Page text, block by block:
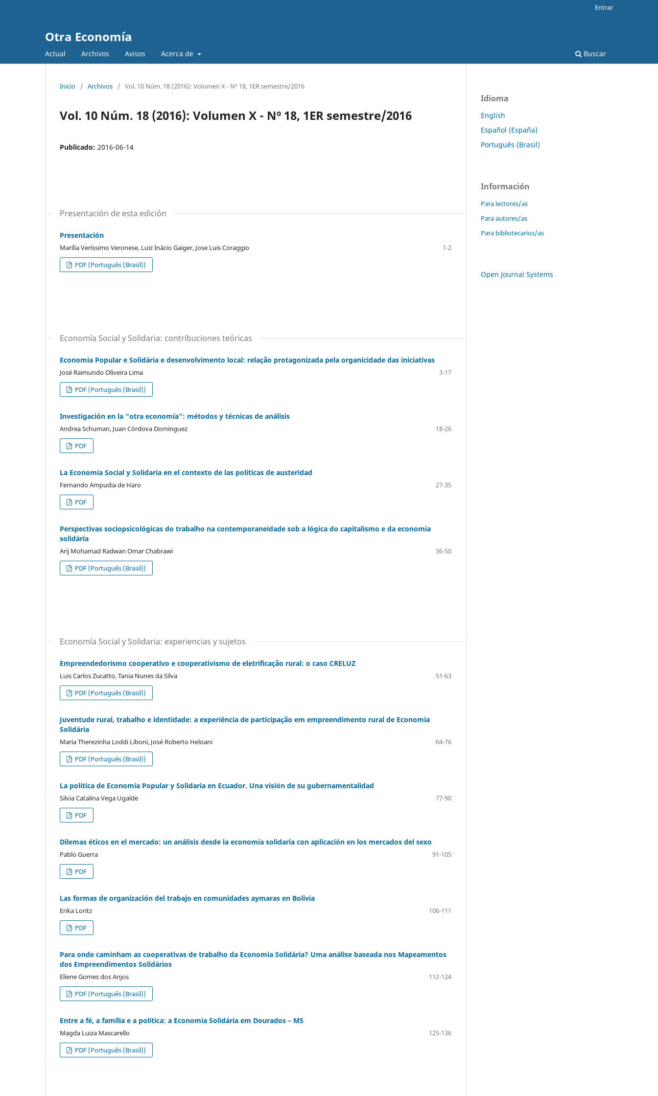
Otra Economía
Actual Archivos Avisos Acerca de Buscar
Entrar
Inicio / Archivos / Vol. 10 Núm. 18 (2016): Volumen X - Nº 18, 1ER semestre/2016
Vol. 10 Núm. 18 (2016): Volumen X - Nº 18, 1ER semestre/2016
Publicado: 2016-06-14
Presentación de esta edición
Presentación
Marília Veríssimo Veronese, Luiz Inácio Gaiger, Jose Luis Coraggio
1-2
PDF (Português (Brasil))
Economía Social y Solidaria: contribuciones teóricas
Economia Popular e Solidária e desenvolvimento local: relação protagonizada pela organicidade das iniciativas
José Raimundo Oliveira Lima
3-17
PDF (Português (Brasil))
Investigación en la “otra economía”: métodos y técnicas de análisis
Andrea Schuman, Juan Córdova Dominguez
18-26
PDF
La Economía Social y Solidaria en el contexto de las políticas de austeridad
Fernando Ampudia de Haro
27-35
PDF
Perspectivas sociopsicológicas do trabalho na contemporaneidade sob a lógica do capitalismo e da economia
solidária
Arij Mohamad Radwan Omar Chabrawi
36-50
PDF (Português (Brasil))
Economía Social y Solidaria: experiencias y sujetos
Empreendedorismo cooperativo e cooperativismo de eletrificação rural: o caso CRELUZ
Luis Carlos Zucatto, Tania Nunes da Silva
51-63
PDF (Português (Brasil))
Juventude rural, trabalho e identidade: a experiência de participação em empreendimento rural de Economia
Solidária
Maria Therezinha Loddi Liboni, José Roberto Heloani
64-76
PDF (Português (Brasil))
La política de Economía Popular y Solidaria en Ecuador. Una visión de su gubernamentalidad
Silvia Catalina Vega Ugalde
77-90
PDF
Dilemas éticos en el mercado: un análisis desde la economía solidaria con aplicación en los mercados del sexo
Pablo Guerra
91-105
PDF
Las formas de organización del trabajo en comunidades aymaras en Bolivia
Erika Loritz
106-111
PDF
Para onde caminham as cooperativas de trabalho da Economia Solidária? Uma análise baseada nos Mapeamentos
dos Empreendimentos Solidários
Eliene Gomes dos Anjos
112-124
PDF (Português (Brasil))
Entre a fé, a família e a política: a Economia Solidária em Dourados – MS
Magda Luiza Mascarello
125-136
PDF (Português (Brasil))
Idioma
English
Español (España)
Português (Brasil)
Información
Para lectores/as
Para autores/as
Para bibliotecarios/as
Open Journal Systems